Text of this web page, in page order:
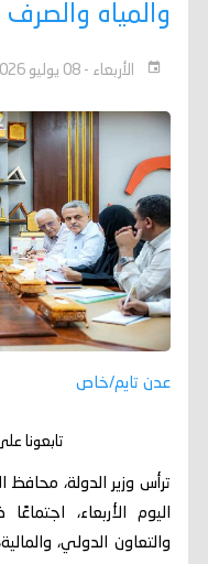
والمياه
الأربعاء - 08 يوليو 2026 - 04:54 م بتوقيت عدن
عدن تايم/خاص
تابعونا
ترأس وزير الدولة، محافظ
اليوم الأربعاء،
والتعاون الدولي،